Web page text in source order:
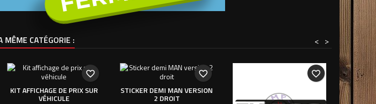
MÊME CATÉGORIE : >
<
KIT AFFICHAGE DE PRIX SUR
VÉHICULE
favorite_border
STICKER DEMI MAN VERSION
2 DROIT
favorite_border favorite_border